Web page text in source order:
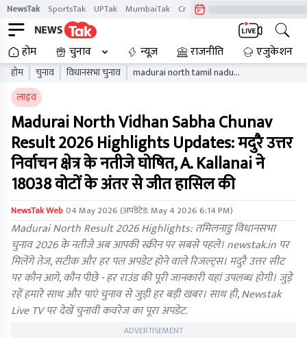
NewsTak SportsTak UPTak MumbaiTak CrimeTak
होम चुनाव न्यूज़ राजनीति एजुकेशन
होम चुनाव विधानसभा चुनाव
madurai north tamil nadu
लाइव
Madurai North Vidhan Sabha Chunav
Result 2026 Highlights Updates: मदुरै उत्तर
निर्वाचन क्षेत्र के नतीजे घोषित, A. Kallanai ने
18038 वोटों के अंतर से जीत हासिल की
NewsTak Web04 May 2026(अपडेटेड:May 4 2026 6:14 PM)
Madurai North Result 2026 Highlights: तमिलनाडु विधानसभा
चुनाव 2026 के नतीजे अब आपकी स्क्रीन पर सबसे पहले। newstak.in पर
मिलेंगे तेज, सटीक और हर पल अपडेट होने वाले रिजल्ट्स। मदुरै उत्तर सीट
पर कौन आगे, कौन पीछे - हर राउंड की पूरी जानकारी यहां उपलब्ध होगी। जुड़े
रहें हमारे साथ और पाएं चुनाव से जुड़ी हर बड़ी खबर। साथ ही, Newstak
Live TV पर देखें चुनावी कवरेज का पूरा अपडेट.
ADVERTISEMENT